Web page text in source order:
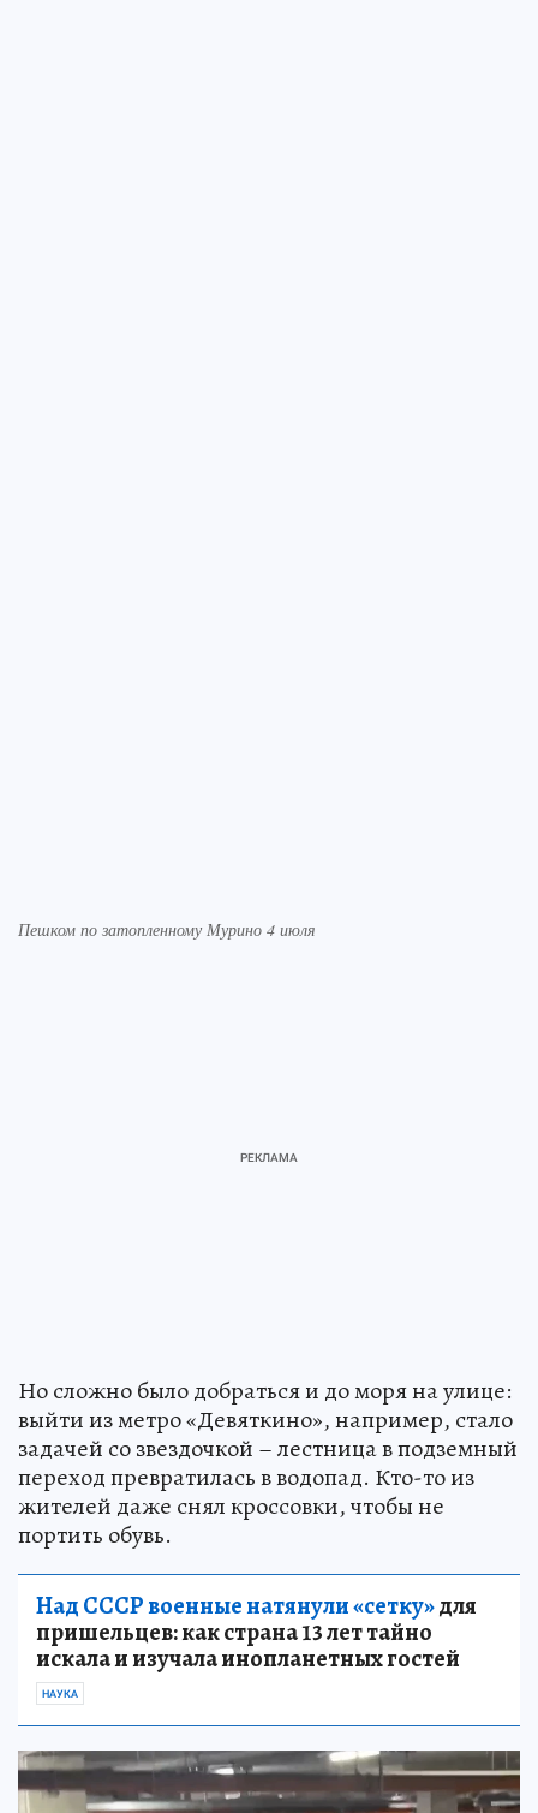
Пешком по затопленному Мурино 4 июля
Но сложно было добраться и до моря на улице:
выйти из метро «Девяткино», например, стало
задачей со звездочкой – лестница в подземный
переход превратилась в водопад. Кто-то из
жителей даже снял кроссовки, чтобы не
портить обувь.
Над СССР военные натянули «сетку»для
пришельцев: как страна 13 лет тайно
искала и изучала инопланетных гостей
НАУКА